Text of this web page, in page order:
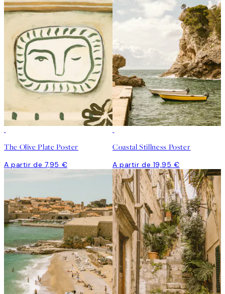
The Olive Plate Poster
A partir de 7,95 €
Coastal Stillness Poster
A partir de 19,95 €